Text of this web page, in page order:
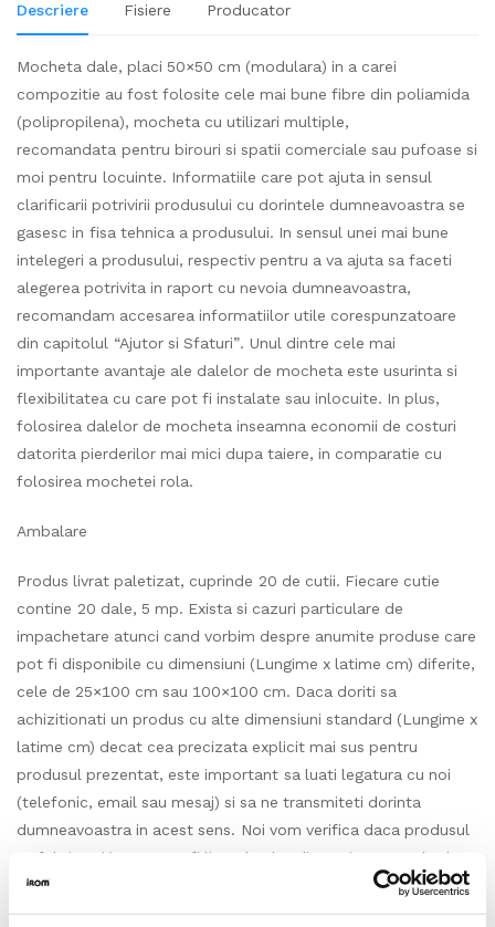
Descriere Fisiere Producator
Mocheta dale, placi 50×50 cm (modulara) in a carei
compozitie au fost folosite cele mai bune fibre din poliamida
(polipropilena), mocheta cu utilizari multiple,
recomandata pentru birouri si spatii comerciale sau pufoase si
moi pentru locuinte. Informatiile care pot ajuta in sensul
clarificarii potrivirii produsului cu dorintele dumneavoastra se
gasesc in fisa tehnica a produsului. In sensul unei mai bune
intelegeri a produsului, respectiv pentru a va ajuta sa faceti
alegerea potrivita in raport cu nevoia dumneavoastra,
recomandam accesarea informatiilor utile corespunzatoare
din capitolul “Ajutor si Sfaturi”. Unul dintre cele mai
importante avantaje ale dalelor de mocheta este usurinta si
flexibilitatea cu care pot fi instalate sau inlocuite. In plus,
folosirea dalelor de mocheta inseamna economii de costuri
datorita pierderilor mai mici dupa taiere, in comparatie cu
folosirea mochetei rola.
Ambalare
Produs livrat paletizat, cuprinde 20 de cutii. Fiecare cutie
contine 20 dale, 5 mp. Exista si cazuri particulare de
impachetare atunci cand vorbim despre anumite produse care
pot fi disponibile cu dimensiuni (Lungime x latime cm) diferite,
cele de 25×100 cm sau 100×100 cm. Daca doriti sa
achizitionati un produs cu alte dimensiuni standard (Lungime x
latime cm) decat cea precizata explicit mai sus pentru
produsul prezentat, este important sa luati legatura cu noi
(telefonic, email sau mesaj) si sa ne transmiteti dorinta
dumneavoastra in acest sens. Noi vom verifica daca produsul
se fabrica si/sau poate fi livrat la alta dimensiune standard,
daca acesta este disponibil in stocul producatorului sau care
sunt posibilitatile de productie, respectiv care poate fi durata